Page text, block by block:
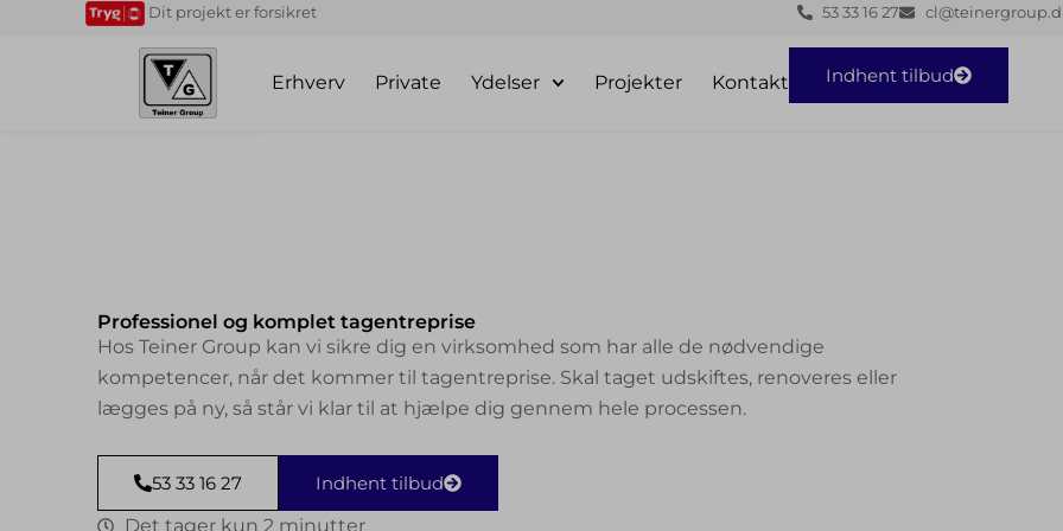
Dit projekt er forsikret 53 33 16 27
Erhverv Private Ydelser Projekter Kontakt Indhent tilbud
Professionel og komplet tagentreprise
Hos Teiner Group kan vi sikre dig en virksomhed som har alle de nødvendige
kompetencer, når det kommer til tagentreprise. Skal taget udskiftes, renoveres eller
lægges på ny, så står vi klar til at hjælpe dig gennem hele processen.
53 33 16 27
Indhent tilbud
Det tager kun 2 minutter